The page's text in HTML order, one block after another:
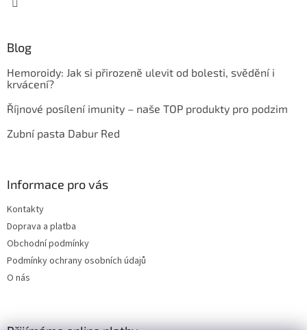
Blog
Hemoroidy: Jak si přirozeně ulevit od bolesti, svědění i
krvácení?
Říjnové posílení imunity – naše TOP produkty pro podzim
Zubní pasta Dabur Red
Informace pro vás
Kontakty
Doprava a platba
Obchodní podmínky
Podmínky ochrany osobních údajů
O nás